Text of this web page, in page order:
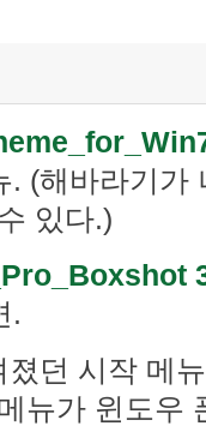
(해바라기가
있다.)
.
던 시작 메
뉴가 윈도우